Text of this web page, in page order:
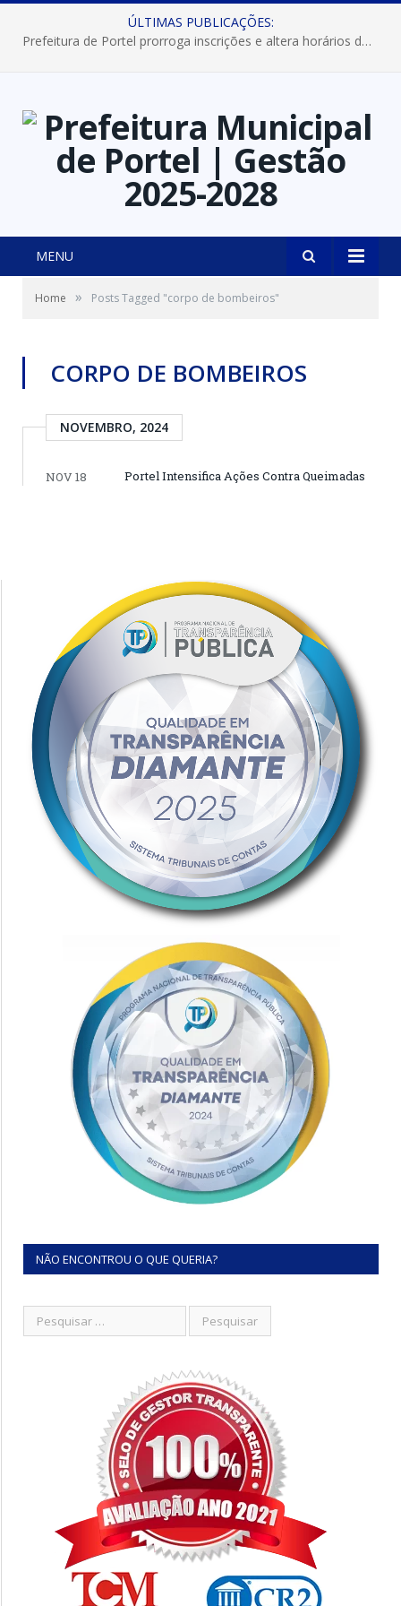
ÚLTIMAS PUBLICAÇÕES:
Prefeitura de Portel prorroga inscrições e altera horários dos concursos “Musa” e “Miss Mix Verão 2026”
MENU
Home » Posts Tagged "corpo de bombeiros"
CORPO DE BOMBEIROS
NOVEMBRO, 2024
NOV 18 Portel Intensifica Ações Contra Queimadas
NÃO ENCONTROU O QUE QUERIA?